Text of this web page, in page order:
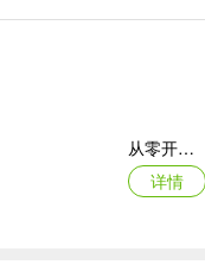
战士的王牌招式【破军
高，需要了解双方各职
从零开始：结束
详情